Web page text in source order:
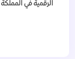
الرقمية في